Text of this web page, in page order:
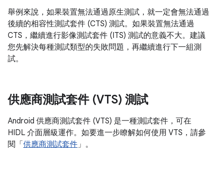
舉例來說，如果裝置無法通過原生測試，就一定會無法通過
後續的相容性測試套件 (CTS) 測試。如果裝置無法通過
CTS，繼續進行影像測試套件 (ITS) 測試的意義不大。建議
您先解決每種測試類型的失敗問題，再繼續進行下一組測
試。
供應商測試套件 (VTS) 測試
Android 供應商測試套件 (VTS) 是一種測試套件，可在
HIDL 介面層級運作。如要進一步瞭解如何使用 VTS，請參
閱「 供應商測試套件」。